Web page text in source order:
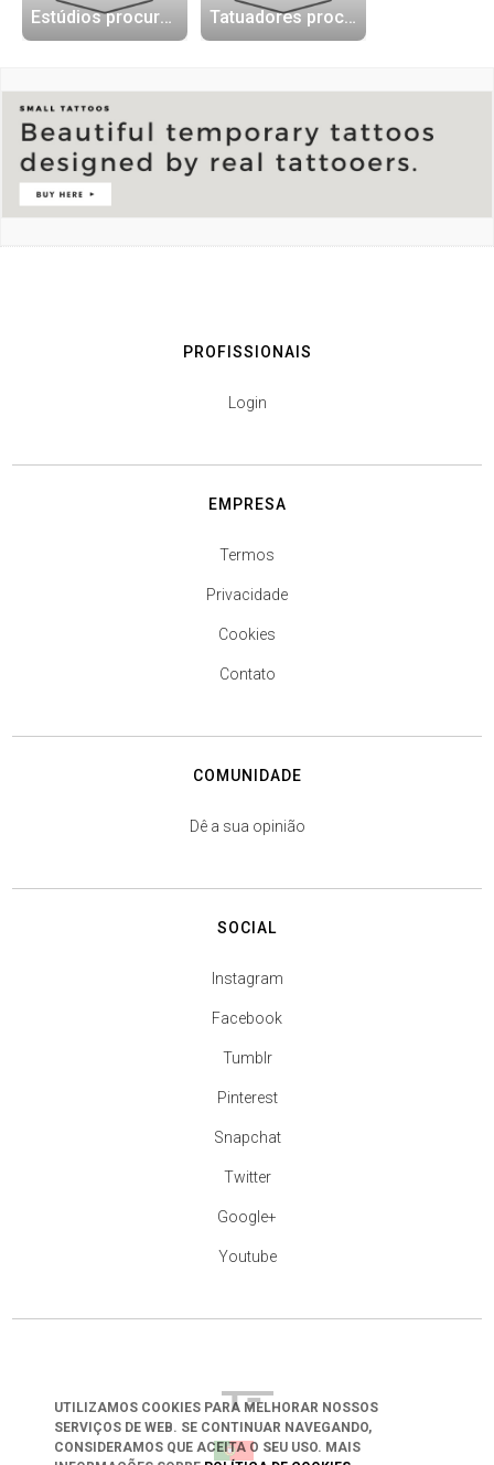
Estúdios procurando tatuadores Tatuadores procurando trabalho
arrow_drop_down
PROFISSIONAIS
Login
EMPRESA
Termos
Privacidade
Cookies
Contato
COMUNIDADE
Dê a sua opinião
SOCIAL
Instagram
Facebook
Tumblr
Pinterest
Snapchat
Twitter
Google+
Youtube
UTILIZAMOS COOKIES PARA MELHORAR NOSSOS
SERVIÇOS DE WEB. SE CONTINUAR NAVEGANDO,
CONSIDERAMOS QUE ACEITA O SEU USO. MAIS